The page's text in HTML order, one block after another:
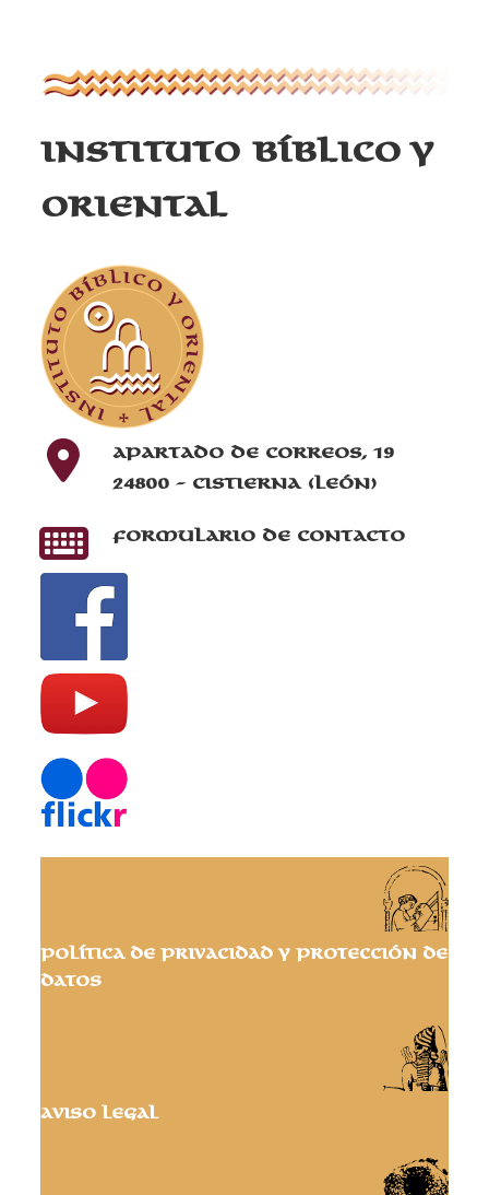
Instituto Bíblico y
Oriental
Apartado de correos, 19
24800 - Cistierna (León)
Formulario de contacto
Política de privacidad y protección de
datos
Aviso Legal